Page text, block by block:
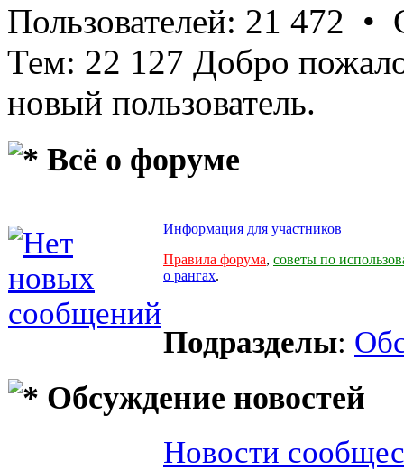
Пользователей: 21 472
Тем: 22 127 Добро
новый пользователь.
Всё о форуме
Информация для участников
Правила форума, советы по
о рангах.
Подразделы:
Обсуждение новостей
Новости